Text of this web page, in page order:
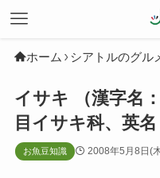
ホーム シアトルのグル
イサキ （漢字名
目イサキ科、英
お魚豆知識 2008年5月8日(